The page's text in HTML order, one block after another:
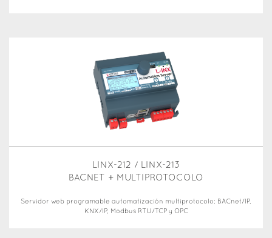
LINX-212 / LINX-213
BACNET + MULTIPROTOCOLO
Servidor web programable automatización multiprotocolo: BACnet/IP,
KNX/IP, Modbus RTU/TCP y OPC